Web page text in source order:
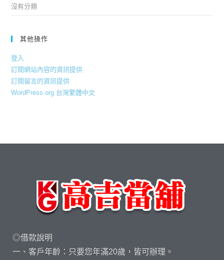
沒有分類
其他操作
登入
訂閱網站內容的資訊提供
訂閱留言的資訊提供
WordPress.org 台灣繁體中文
◎借款說明
一、客戶年齡：只要您年滿20歲，皆可辦理。